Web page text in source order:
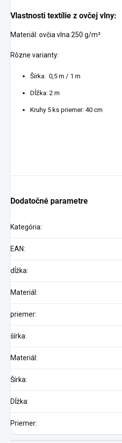
Vlastnosti textílie z ovčej vlny:
Materiál: ovčia vlna 250 g/m²
Rôzne varianty:
Šírka: 0,5 m / 1 m
Dĺžka: 2 m
Kruhy 5 ks priemer: 40 cm
Dodatočné parametre
Kategória:
EAN:
dĺžka:
Materiál :
priemer:
šírka:
Materiál :
Šírka:
Dĺžka:
Priemer: